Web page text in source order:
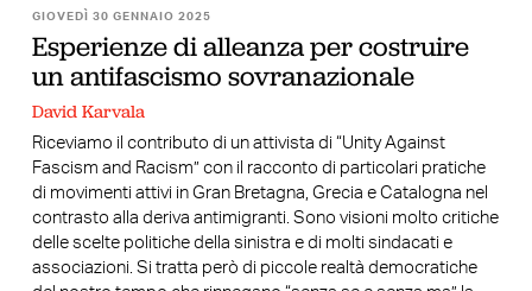
GIOVEDÌ 30 GENNAIO 2025
Esperienze di alleanza per costruire
un antifascismo sovranazionale
David Karvala
Riceviamo il contributo di un attivista di “Unity Against
Fascism and Racism” con il racconto di particolari pratiche
di movimenti attivi in Gran Bretagna, Grecia e Catalogna nel
contrasto alla deriva antimigranti. Sono visioni molto critiche
delle scelte politiche della sinistra e di molti sindacati e
associazioni. Si tratta però di piccole realtà democratiche